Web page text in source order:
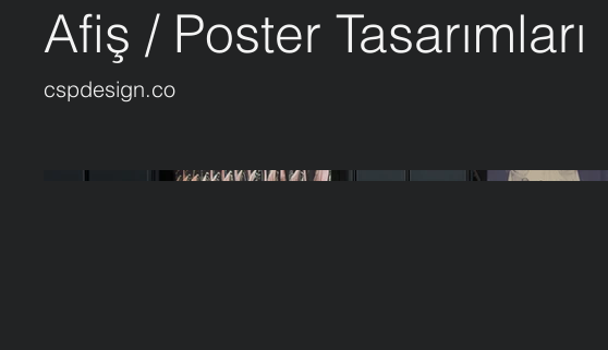
Afiş / Poster Tasarımları
cspdesign.co